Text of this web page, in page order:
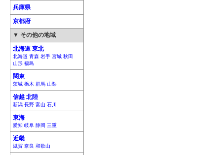
兵庫県
京都府
▼ その他の地域
北海道 東北
北海道 青森 岩手 宮城 秋田
山形 福島
関東
茨城 栃木 群馬 山梨
信越 北陸
新潟 長野 富山 石川
東海
愛知 岐阜 静岡 三重
近畿
滋賀 奈良 和歌山